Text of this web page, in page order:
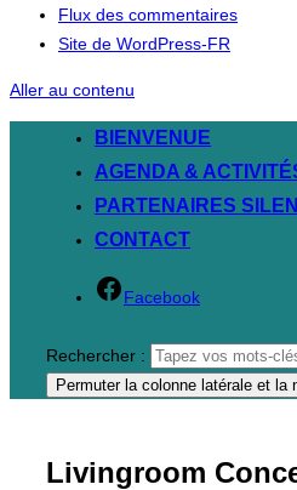
Flux des commentaires
Site de WordPress-FR
Aller au contenu
BIENVENUE
AGENDA &
PARTENAIRES
CONTACT
Facebook
Rechercher :
Permuter la colonne latérale et la
Livingroom